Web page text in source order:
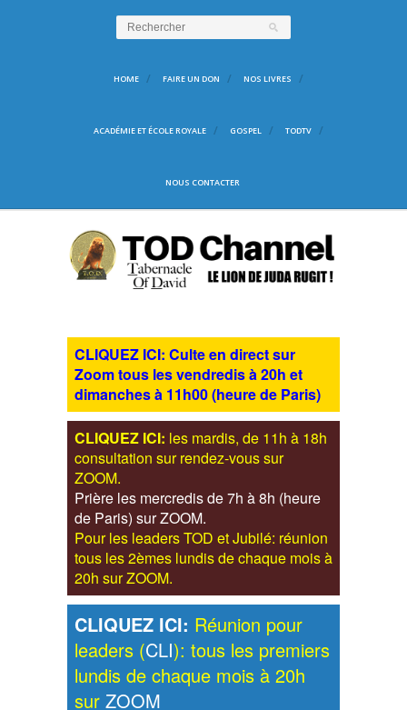
HOME FAIRE UN DON NOS LIVRES
ACADÉMIE ET ÉCOLE ROYALE GOSPEL TODTV
NOUS CONTACTER
CLIQUEZ ICI: Culte en direct sur
Zoom tous les vendredis à 20h et
dimanches à 11h00 (heure de Paris)
CLIQUEZ ICI: les mardis, de 11h à 18h
consultation sur rendez-vous sur
ZOOM.
Prière les mercredis de 7h à 8h (heure
de Paris) sur ZOOM.
Pour les leaders TOD et Jubilé: réunion
tous les 2èmes lundis de chaque mois à
20h sur ZOOM.
CLIQUEZ ICI: Réunion pour
leaders (CLI): tous les premiers
lundis de chaque mois à 20h
sur ZOOM